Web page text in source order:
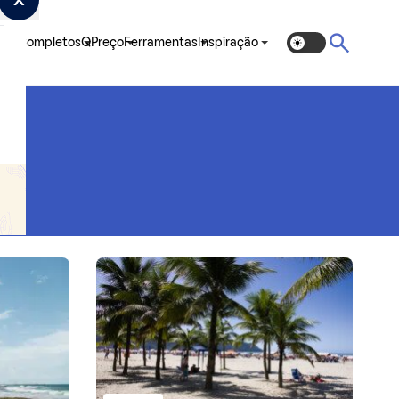
CompletosQPreçoFerramentas Inspiração